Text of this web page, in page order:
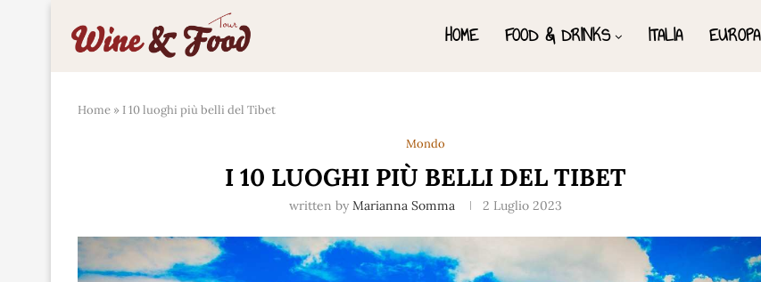
HOME FOOD & DRINKS ITALIA EUROPA
Home » I 10 luoghi più belli del Tibet
Mondo
I 10 LUOGHI PIÙ BELLI DEL TIBET
written by Marianna Somma 2 Luglio 2023